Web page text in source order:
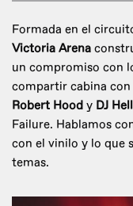
Formada en el
Victoria Arena
un compromiso con
compartir cabina
Robert Hood y DJ Hell
Failure. Hablamos
con el vinilo y lo que
temas.